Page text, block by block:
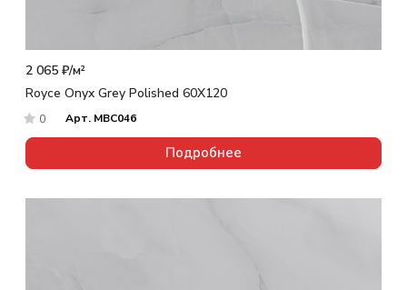
2 065 ₽/м²
Royce Onyx Grey Polished 60X120
0 Арт. MBC046
Подробнее